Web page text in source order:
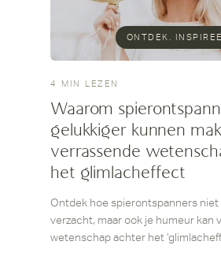
ONTDEK.
4 MIN LEZEN
Waarom
gelukkiger kunnen
verrassende
het glimlacheffect
Ontdek hoe spierontspanners niet
verzacht, maar ook je humeur kan
wetenschap achter het